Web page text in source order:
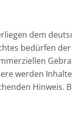
dem
bedürfen
werden
Hinweis.